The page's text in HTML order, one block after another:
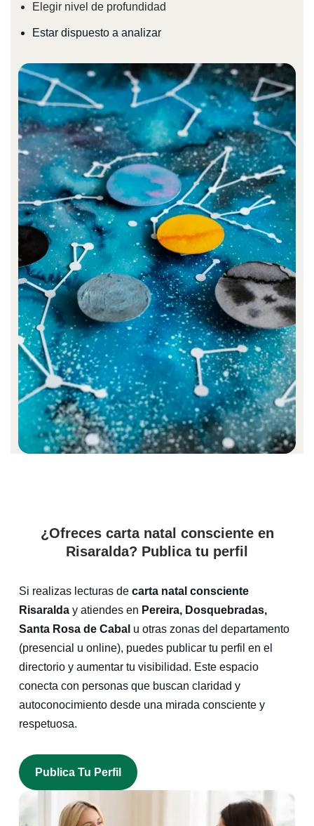
Elegir nivel de profundidad
Estar dispuesto a analizar
¿Ofreces carta natal consciente en
Risaralda? Publica tu perfil
Si realizas lecturas de carta natal consciente
Risaralday atiendes en Pereira, Dosquebradas,
Santa Rosa de Cabal u otras zonas del departamento
(presencial u online), puedes publicar tu perfil en el
directorio y aumentar tu visibilidad. Este espacio
conecta con personas que buscan claridad y
autoconocimiento desde una mirada consciente y
respetuosa.
Publica Tu Perfil